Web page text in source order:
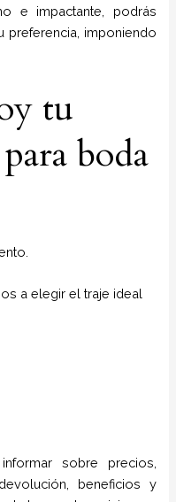
e impactante, podrás
imponiendo
tu
boda
a elegir el traje ideal
sobre precios,
beneficios y